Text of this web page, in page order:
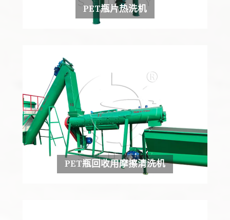
PET瓶片热洗机
PET瓶回收用摩擦清洗机